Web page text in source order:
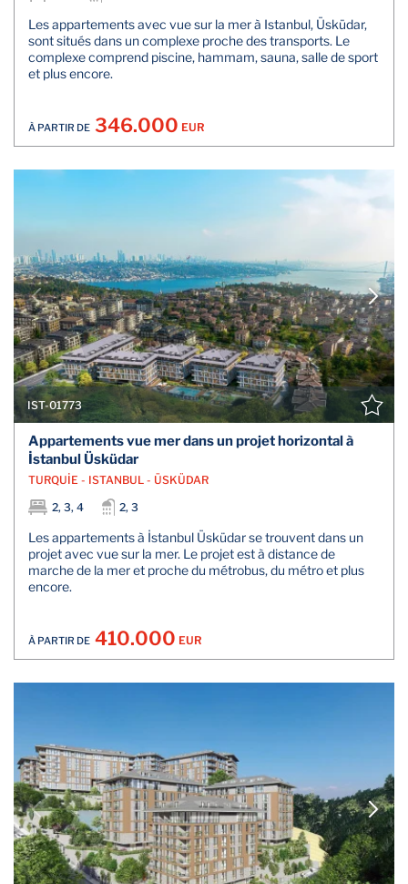
Les appartements avec vue sur la mer à Istanbul, Üsküdar,
sont situés dans un complexe proche des transports. Le
complexe comprend piscine, hammam, sauna, salle de sport
et plus encore.
À PARTIR DE 346.000 EUR
IST-01773
Appartements vue mer dans un projet horizontal à
İstanbul Üsküdar
TURQUİE - ISTANBUL - ÜSKÜDAR
2, 3, 4
2, 3
Les appartements à İstanbul Üsküdar se trouvent dans un
projet avec vue sur la mer. Le projet est à distance de
marche de la mer et proche du métrobus, du métro et plus
encore.
À PARTIR DE 410.000 EUR